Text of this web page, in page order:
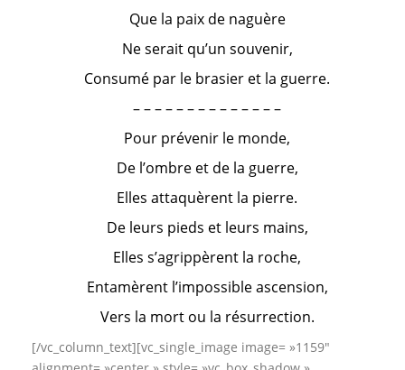
Que la paix de naguère
Ne serait qu’un souvenir,
Consumé par le brasier et la guerre.
– – – – – – – – – – – – – –
Pour prévenir le monde,
De l’ombre et de la guerre,
Elles attaquèrent la pierre.
De leurs pieds et leurs mains,
Elles s’agrippèrent la roche,
Entamèrent l’impossible ascension,
Vers la mort ou la résurrection.
[/vc_column_text][vc_single_image image= »1159″